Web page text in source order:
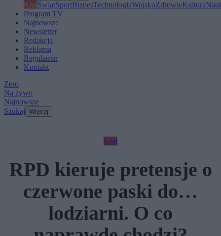
KrajŚwiatSportBiznesTechnologiaWojskoZdrowieKultura
Program TV
Najnowsze
Newsletter
Redakcja
Reklama
Regulamin
Kontakt
Zero
Na żywo
Najnowsze
Szukaj Więcej
Kraj
RPD kieruje pretensje o
czerwone paski do…
lodziarni. O co